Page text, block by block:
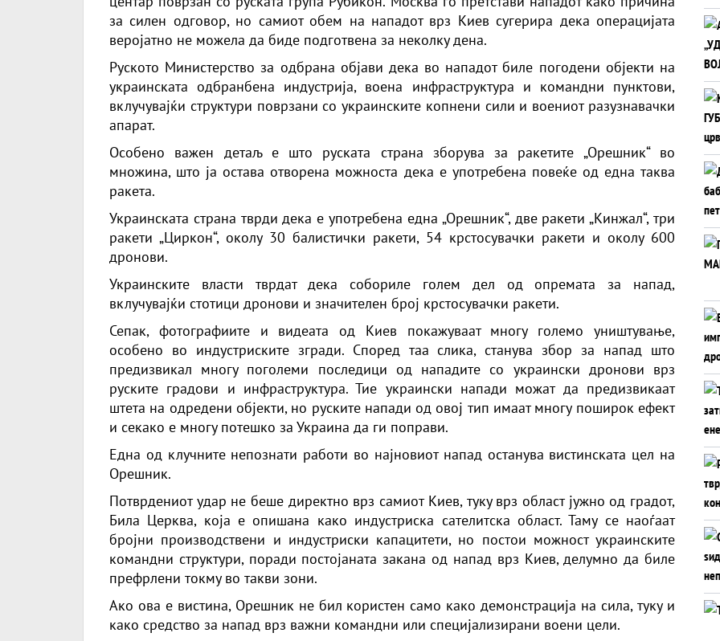
за силен одговор, но самиот обем на нападот врз Киев сугерира дека операцијата
веројатно не можела да биде подготвена за неколку дена.
Руското Министерство за одбрана објави дека во нападот биле погодени објекти на
украинската одбранбена индустрија, воена инфраструктура и командни пунктови,
вклучувајќи структури поврзани со украинските копнени сили и воениот разузнавачки
апарат.
Особено важен детаљ е што руската страна зборува за ракетите „Орешник“ во
множина, што ја остава отворена можноста дека е употребена повеќе од една таква
ракета.
Украинската страна тврди дека е употребена една „Орешник“, две ракети „Кинжал“, три
ракети „Циркон“, околу 30 балистички ракети, 54 крстосувачки ракети и околу 600
дронови.
Украинските власти тврдат дека собориле голем дел од опремата за напад,
вклучувајќи стотици дронови и значителен број крстосувачки ракети.
Сепак, фотографиите и видеата од Киев покажуваат многу големо уништување,
особено во индустриските згради. Според таа слика, станува збор за напад што
предизвикал многу поголеми последици од нападите со украински дронови врз
руските градови и инфраструктура. Тие украински напади можат да предизвикаат
штета на одредени објекти, но руските напади од овој тип имаат многу поширок ефект
и секако е многу потешко за Украина да ги поправи.
Една од клучните непознати работи во најновиот напад останува вистинската цел на
Орешник.
Потврдениот удар не беше директно врз самиот Киев, туку врз област јужно од градот,
Била Церква, која е опишана како индустриска сателитска област. Таму се наоѓаат
бројни производствени и индустриски капацитети, но постои можност украинските
командни структури, поради постојаната закана од напад врз Киев, делумно да биле
префрлени токму во такви зони.
Ако ова е вистина, Орешник не бил користен само како демонстрација на сила, туку и
како средство за напад врз важни командни или специјализирани воени цели.